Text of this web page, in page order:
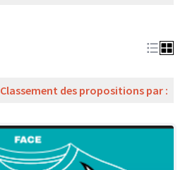
Classement des propositions par :